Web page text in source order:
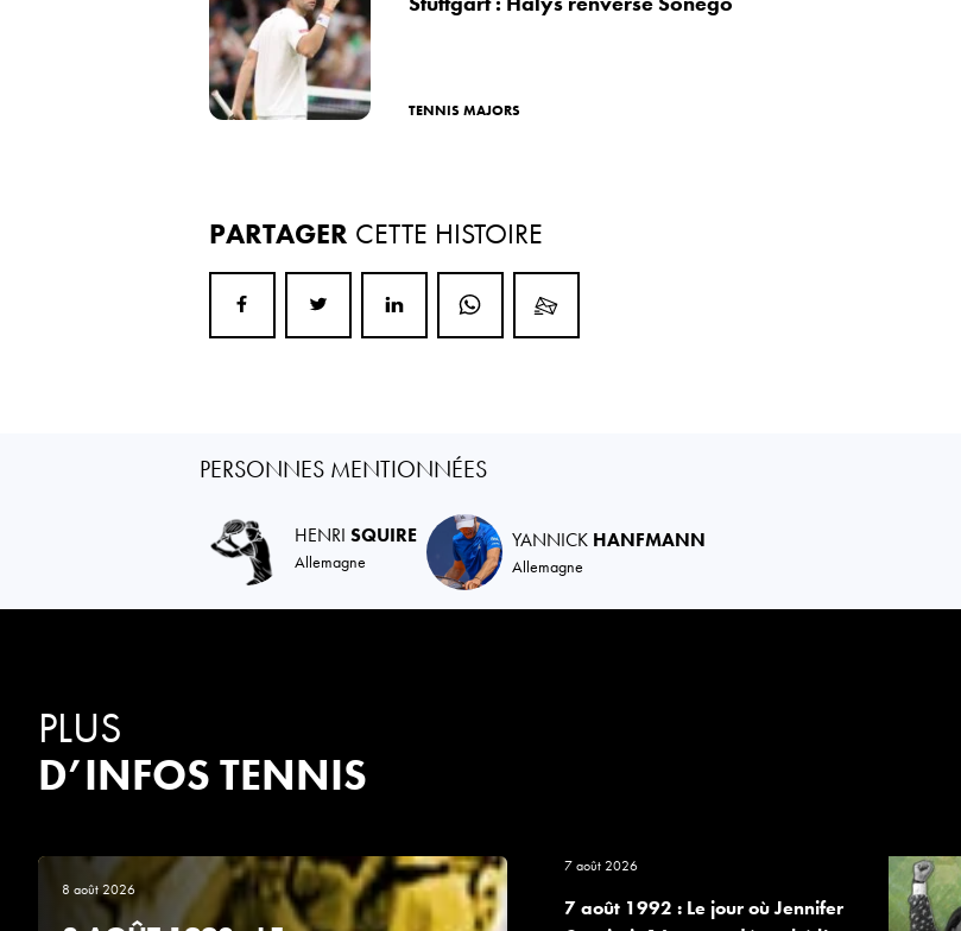
TENNIS MAJORS
PARTAGER CETTE HISTOIRE
PERSONNES MENTIONNÉES
HENRI SQUIRE
Allemagne
YANNICK HANFMANN
Allemagne
PLUS
D’INFOS TENNIS
8 août 2026
7 août 2026
7 août 1992 : Le jour où Jennifer